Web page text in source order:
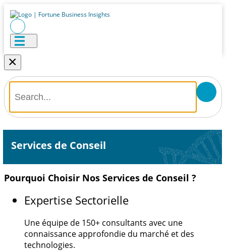
×
Services de Conseil
Pourquoi Choisir Nos Services de Conseil ?
Expertise Sectorielle
Une équipe de 150+ consultants avec une
connaissance approfondie du marché et des
technologies.